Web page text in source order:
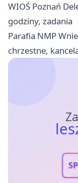
WIOŚ Poznań
godziny, zadania
Parafia NMP
chrzestne,